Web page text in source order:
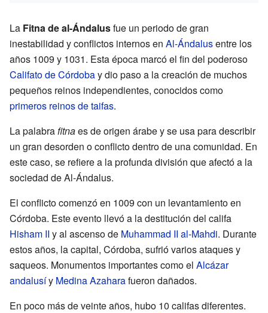
La Fitna de al-Ándalusfue un periodo de gran
inestabilidad y conflictos internos en Al-Ándalusentre los
años 1009 y 1031. Esta época marcó el fin del poderoso
Califato de Córdobay dio paso a la creación de muchos
pequeños reinos independientes, conocidos como
primeros reinos de taifas.
La palabrafitnaes de origen árabe y se usa para describir
un gran desorden o conflicto dentro de una comunidad. En
este caso, se refiere a la profunda división que afectó a la
sociedad de Al-Ándalus.
El conflicto comenzó en 1009 con un levantamiento en
Córdoba. Este evento llevó a la destitución del califa
Hisham II y al ascenso de Muhammad II al-Mahdi. Durante
estos años, la capital, Córdoba, sufrió varios ataques y
saqueos. Monumentos importantes como el Alcázar
andalusíy Medina Azaharafueron dañados.
En poco más de veinte años, hubo 10 califas diferentes.